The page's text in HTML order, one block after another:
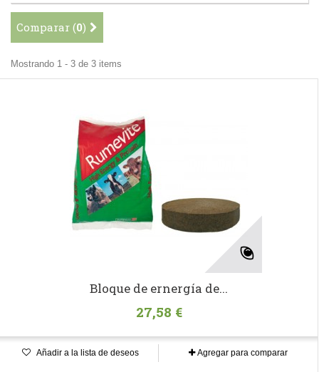
Comparar (0)
Mostrando 1 - 3 de 3 items
Bloque de ernergía de...
27,58 €
Añadir a la lista de deseos Agregar para comparar